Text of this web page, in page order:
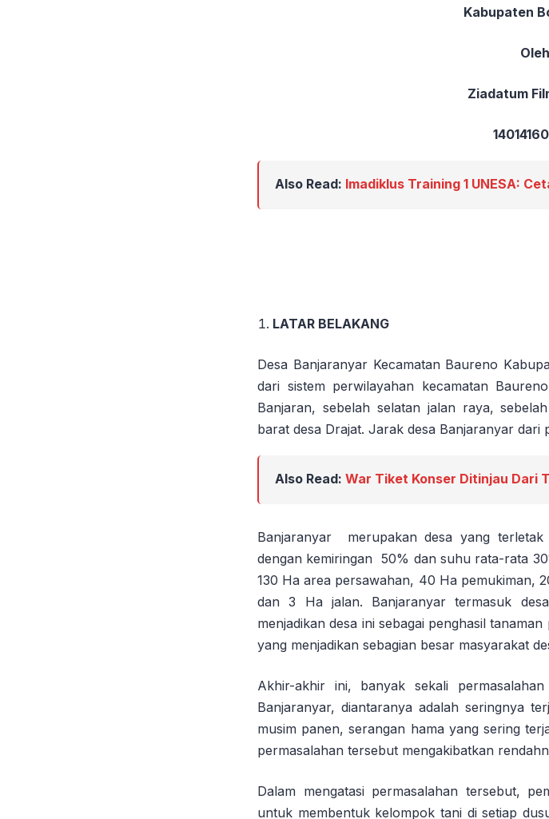
Kabupaten
Ziadatum
Also Read: Imadiklus Training 1 UNESA:
LATAR BELAKANG
Desa Banjaranyar Kecamatan Baureno
dari sistem perwilayahan kecamatan
Banjaran, sebelah selatan jalan raya,
barat desa Drajat. Jarak desa Banjaranyar dari
Also Read: War Tiket Konser Ditinjau Dari
Banjaranyar merupakan desa yang
dengan kemiringan 50% dan suhu rata-rata
130 Ha area persawahan, 40 Ha pemukiman,
dan 3 Ha jalan. Banjaranyar termasuk
menjadikan desa ini sebagai penghasil
yang menjadikan sebagian besar masyarakat
Akhir-akhir ini, banyak sekali
Banjaranyar, diantaranya adalah seringnya
musim panen, serangan hama yang sering
permasalahan tersebut mengakibatkan
Dalam mengatasi permasalahan tersebut,
untuk membentuk kelompok tani di setiap